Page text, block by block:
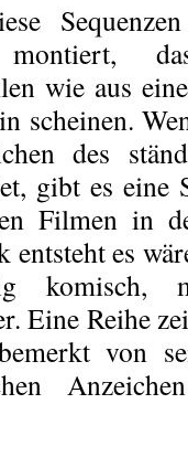
montiert,
wie aus
scheinen.
des
gibt es eine
Filmen in
es
komisch,
Eine Reihe
von